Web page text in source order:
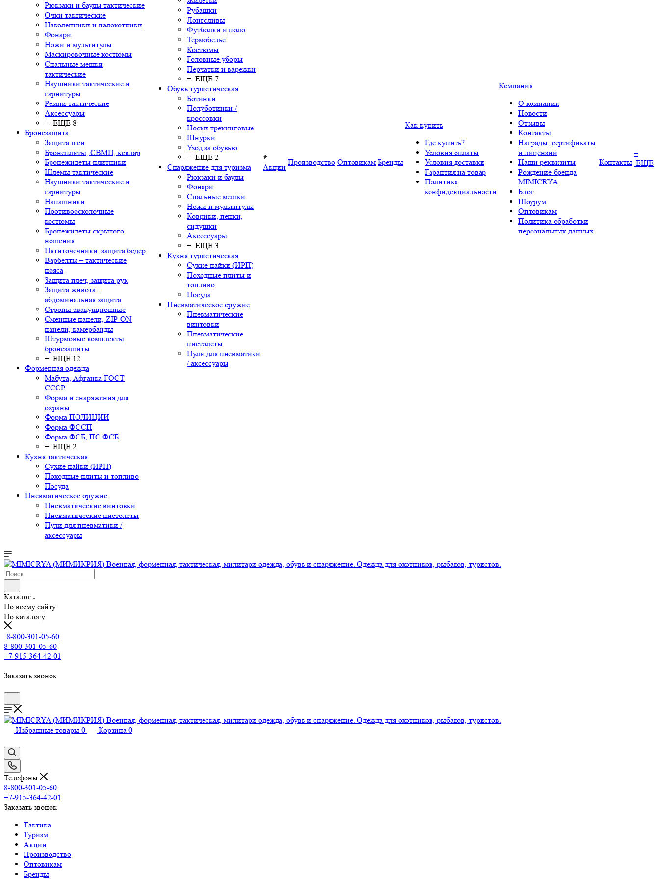
Рюкзаки и баулы тактические
Очки тактические
Наколенники и налокотники
Фонари
Ножи и мультитулы
Маскировочные костюмы
Спальные мешки
тактические
Наушники тактические и
гарнитуры
Ремни тактические
Аксессуары
+ ЕЩЕ 8
Бронезащита
Защита шеи
Бронеплиты, СВМП, кевлар
Бронежилеты плитники
Шлемы тактические
Наушники тактические и
гарнитуры
Напашники
Противоосколочные
костюмы
Бронежилеты скрытого
ношения
Пятиточечники, защита бёдер
Варбелты – тактические
пояса
Защита плеч, защита рук
Защита живота –
абдоминальная защита
Стропы эвакуационные
Сменные панели, ZIP-ON
панели, камербанды
Штурмовые комплекты
бронезащиты
+ ЕЩЕ 12
Форменная одежда
Мабута, Афганка ГОСТ
СССР
Форма и снаряжения для
охраны
Форма ПОЛИЦИИ
Форма ФССП
Форма ФСБ, ПС ФСБ
+ ЕЩЕ 2
Кухня тактическая
Сухие пайки (ИРП)
Походные плиты и топливо
Посуда
Пневматическое оружие
Пневматические винтовки
Пневматические пистолеты
Пули для пневматики /
аксессуары
Рубашки
Лонгсливы
Футболки и поло
Термобельё
Костюмы
Головные уборы
Перчатки и варежки
+ ЕЩЕ 7
Обувь туристическая
Ботинки
Полуботинки /
кроссовки
Носки трекинговые
Шнурки
Уход за обувью
+ ЕЩЕ 2
Снаряжение для туризма
Рюкзаки и баулы
Фонари
Спальные мешки
Ножи и мультитулы
Коврики, пенки,
сидушки
Аксессуары
+ ЕЩЕ 3
Кухня туристическая
Сухие пайки (ИРП)
Походные плиты и
топливо
Посуда
Пневматическое оружие
Пневматические
винтовки
Пневматические
пистолеты
Пули для пневматики
/ аксессуары
Акции
Производство Оптовикам Бренды
Как купить
Где купить?
Условия оплаты
Условия доставки
Гарантия на товар
Политика
конфиденциальности
Компания
О компании
Новости
Отзывы
Контакты
Награды, сертификаты
и лицензии
Наши реквизиты
Рождение бренда
MIMICRYA
Блог
Шоурум
Оптовикам
Политика обработки
персональных данных
Контакты
+
ЕЩЕ
Каталог
По всему сайту
По каталогу
8-800-301-05-60
8-800-301-05-60
+7-915-364-42-01
Заказать звонок
Избранные товары 0 Корзина 0
Телефоны
8-800-301-05-60
+7-915-364-42-01
Заказать звонок
Тактика
Туризм
Акции
Производство
Оптовикам
Бренды